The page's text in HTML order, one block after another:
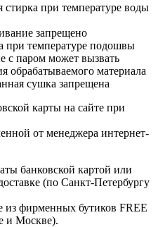
стирка при температуре воды
запрещено
при температуре подошвы
с паром может вызвать
обрабатываемого материала
сушка запрещена
карты на сайте при
от менеджера интернет-
банковской картой или
(по Санкт-Петербургу
фирменных бутиков FREE
и Москве).